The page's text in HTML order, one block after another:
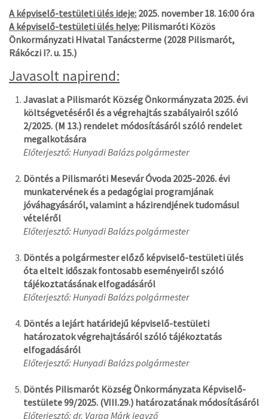
A képviselő-testületi ülés ideje: 2025. november 18. 16:00 óra
A képviselő-testületi ülés helye: Pilismaróti Közös
Önkormányzati Hivatal Tanácsterme (2028 Pilismarót,
Rákóczi I?. u. 15.)
Javasolt napirend:
Javaslat a Pilismarót Község Önkormányzata 2025. évi
költségvetéséről és a végrehajtás szabályairól szóló
2/2025. (M 13.) rendelet módosításáról szóló rendelet
megalkotására
Előterjesztő: Hunyadi Balázs polgármester
Döntés a Pilismaróti Mesevár Óvoda 2025-2026. évi
munkatervének és a pedagógiai programjának
jóváhagyásáról, valamint a házirendjének tudomásul
vételéről
Előterjesztő: Hunyadi Balázs polgármester
Döntés a polgármester előző képviselő-testületi ülés
óta eltelt időszak fontosabb eseményeiről szóló
tájékoztatásának elfogadásáról
Előterjesztő: Hunyadi Balázs polgármester
Döntés a lejárt határidejű képviselő-testületi
határozatok végrehajtásáról szóló tájékoztatás
elfogadásáról
Előterjesztő: Hunyadi Balázs polgármester
Döntés Pilismarót Község Önkormányzata Képviselő-
testülete 99/2025. (VIII.29.) határozatának módosításáról
Előterjesztő: dr. Varga Márk jegyző